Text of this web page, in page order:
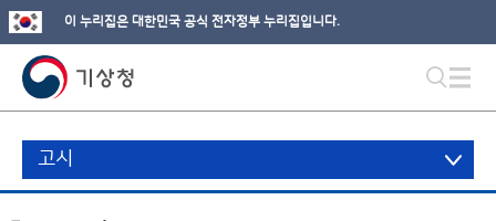
이 누리집은 대한민국 공식 전자정부 누리집입니다.
고시